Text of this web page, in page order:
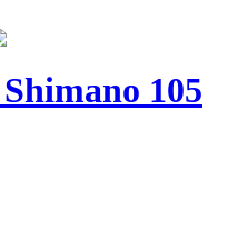
105